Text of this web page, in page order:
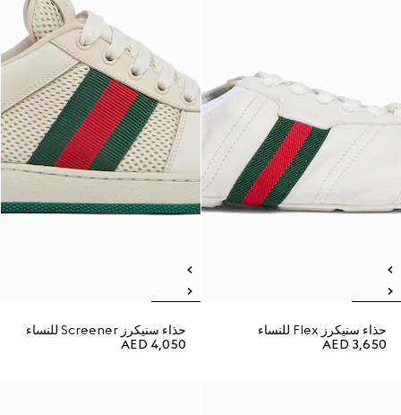
حذاء سنيكرز Flex للنساء
AED 3,650
حذاء سنيكرز Screener للنساء
AED 4,050